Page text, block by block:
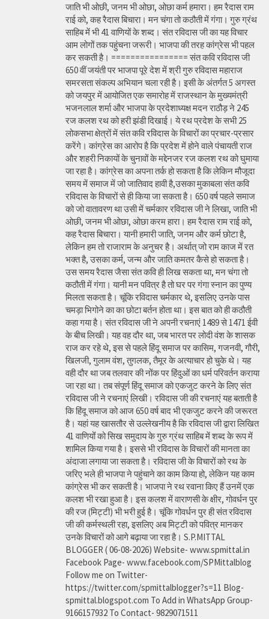
जाति भी ओछी, जनम भी ओछा, ओछा कर्म हमारा। हम रैदास राम
राई को, कह रैदास बिचारा। मन चंगा तो कठौती में गंगा। गुरु ग्रंथ
साहिब में भी 41 वाणियों के शब्द। संत रविदास जी का यह विचार
आम लोगों तक पहुंचना जरूरी। भाजपा की तरह कांग्रेस भी पहल
कर सकती है। ================ संत कवि रविदास जी
650 वीं जयंती पर भाजपा पूरे देश में श्री गुरु रविदास महाराज
समरसता संकल्प अभियान चला रही है। इसी के अंतर्गत 5 अगस्त
को जयपुर में आयोजित एक समारोह में राजस्थान के मुख्यमंत्री
भजनलाल शर्मा और भाजपा के प्रदेशाध्यक्ष मदन राठौड़ ने 245
रज कलश रथ को हरी झंडी दिखाई। ये रथ प्रदेश के सभी 25
लोकसभा क्षेत्रों में संत कवि रविदास के विचारों का प्रचार-प्रसार
करेंगे। कांग्रेस का आरोप है कि प्रदेश में होने वाले पंचायती राज
और शहरी निकायों के चुनावों के मद्देनजर रज कलश रथ को घुमाया
जा रहा है। कांग्रेस का अपना तर्क हो सकता है कि लेकिन मौजूदा
समय में समाज में जो जातिवाद हावी है,उसका मुकाबला संत कवि
रविदास के विचारों से ही किया जा सकता है। 650 वर्ष पहले समाज
को जो वातावरण था उसी में चर्मकार रविदास जी ने लिखा, जाति भी
ओछी, जनम भी ओछा, ओछा करम हारा। हम रैदास राम राई को,
कह रैदास बिचारा। यानी हमारी जाति, जनम और कर्म छोटा है,
लेकिन हम तो राजाराम के अनुचर है। अर्थात् जो राम काज में रत
भक्त है, उसका कर्म, जन्म और जाति कमतर कैसे हो सकता है।
उस समय रैदास जैसा संत कवि ही लिख सकता था, मन चंगा तो
कठौती में गंगा। यानी मन पवित्र है तो घर पर गंगा स्नान का पुण्य
मिलता सकता है। चूंकि रविदास चर्मकार थे, इसलिए उनके पास
चमड़ा भिगोने का का छोटा बर्तन होता था। इस बात को ही कठौती
कहा गया है। संत रविदास जी ने अपनी रचनाएं 1489 से 1471 ईवी
के बीच लिखी। यह वह दौर था, जब भारत पर लोदी वंश के शासक
राज कर रहे थे, इस से पहले हिंदू समाज पर कासिम, गजनवी, गौरी,
खिलजी, गुलाम वंश, तुगलक, तैमूर के अत्याचार हो चुके थे। यह
वही दौर था जब तलवार की नोंक पर हिंदुओं का धर्म परिवर्तन कराया
जा रहा था। तब संपूर्ण हिंदू समाज को एकजुट करने के लिए संत
रविदास जी ने रचनाएं लिखी। रविदास जी की रचनाएं यह बताती है
कि हिंदू समाज को आज 650 वर्ष बाद भी एकजुट करने की जरूरत
है। यहां यह खासतौर से उल्लेखनीय है कि रविदास जी द्वारा लिखित
41 वाणियोंं को सिख समुदाय के गुरु ग्रंथ साहिब में शब्द के रूप में
शामिल किया गया है। इससे भी रविदास के विचारों की मानता का
अंदाजा लगाया जा सकता है। रविदास जी के विचारों को रथ के
जरिए भले ही भाजपा ने पहुंचाने का काम किया हो, लेकिन यह काम
कांग्रेस भी कर सकती है। भाजपा ने रथ रवाना किए हैं उनमें एक
कलश भी रखा हुआ है। इस कलश में वाराणसी के क्षीर, गोवर्धन पुर
की रज (मिट्टी) भी भरी हुई है। चूंकि गोवर्धन पुर ही संत रविदास
जी की कर्मस्थली रहा, इसलिए अब मिट्टी को पवित्र मानकर
उनके विचारों को आगे बढ़ाया जा रहा है। S.P.MITTAL
BLOGGER ( 06-08-2026) Website- www.spmittal.in
Facebook Page- www.facebook.com/SPMittalblog
Follow me on Twitter-
https://twitter.com/spmittalblogger?s=11 Blog-
spmittal.blogspot.com To Add in WhatsApp Group-
9166157932 To Contact- 9829071511